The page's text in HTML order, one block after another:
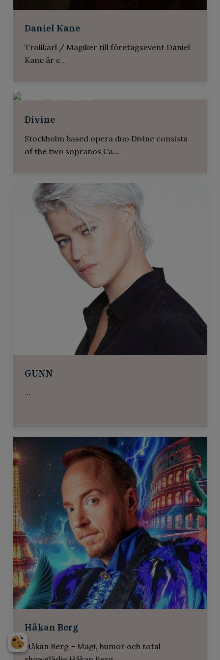
sin första skiva, så h...
Rosa Kvartetten
Rosa Kvartetten är en bred stråkkvartett
som spelar allt från kl...
Jasmine Kara
Svensk/iranska artisten och
låtskrivaren Jasmine Kara ...
The Fantastic Four
Sveriges största Motowngrupp The
Fantastic Four lämnar ingen obe...
The Weather Girls
WEATHER GIRLS Timeless within the trend:
The WEATHER GIRLS...
Alexander Lycke
Alexander Lycke – En av Nordens mest
kraftfulla o...
Divine
Daniel Kane
Trollkarl / Magiker till företagsevent Daniel
Kane är e...
Divine
Stockholm based opera duo Divine consists
of the two sopranos Ca...
GUNN
...
Håkan Berg
Håkan Berg – Magi, humor och total